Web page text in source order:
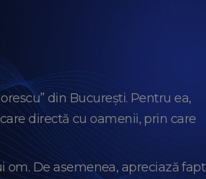
din București. Pentru ea,
directă cu oamenii, prin care
De asemenea, apreciază